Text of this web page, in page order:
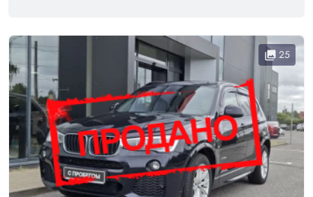
collections 25